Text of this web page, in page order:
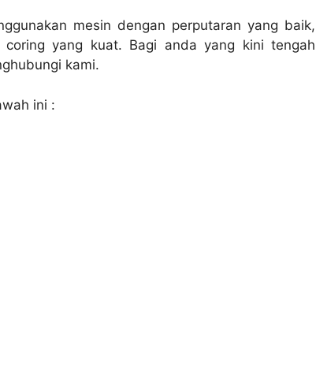
mesin dengan perputaran yang baik,
yang kuat. Bagi anda yang kini tengah
kami.
ini :